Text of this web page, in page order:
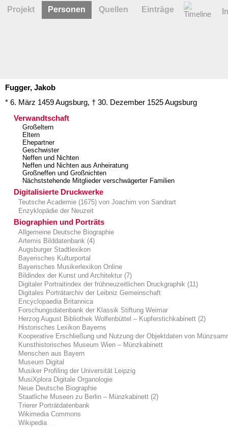
Fugger, Jakob
* 6. März 1459Augsburg, † 30. Dezember 1525Augsburg
Verwandtschaft
Großeltern
Eltern
Ehepartner
Geschwister
Neffen und Nichten
Neffen und Nichten aus Anheiratung
Großneffen und Großnichten
Nächststehende Mitglieder verschwägerter Familien
Digitalisierte Druckwerke
Teutsche Academie (1675) von Joachim von Sandrart
Enzyklopädie der Neuzeit
Biographien und Porträts
Allgemeine Deutsche Biographie
Artemis Bilddatenbank (4)
Augsburger Stadtlexikon
Bayerisches Kulturportal
Bayerisches Musikerlexikon Online
Bildindex der Kunst und Architektur (7)
Digitaler Portraitindex der frühneuzeitlichen Druckgraphik (11)
Digitales Porträtarchiv der Leibniz Gemeinschaft
Encyclopaedia Britannica
Forschungsdatenbank der Klassik Stiftung Weimar
Herzog August Bibliothek Wolfenbüttel – Kupferstichkabinett (2)
Historisches Lexikon Bayerns
Kooperative Erschließung und Nutzung der Objektdaten von
Kunsthistorisches Museum Wien – Münzkabinett
Menschen aus Bayern
Museum Digital
Musiker Profiling der Universität Leipzig
MusiXplora Digitale Organologie
Neue Deutsche Biographie
Staatliche Museen zu Berlin – Münzkabinett (2)
Trierer Porträtdatenbank
Wikimedia Commons
Wikipedia
Projekt Personen Quellen Einträge